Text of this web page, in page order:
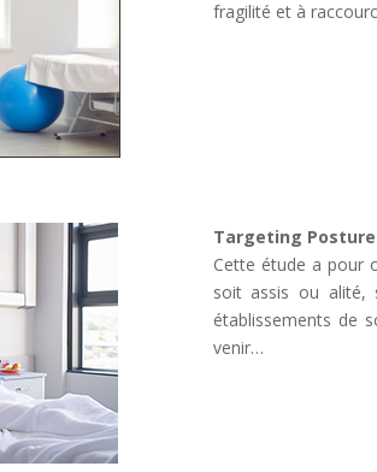
fragilité et à
Targeting
Cette étude a pour
soit assis ou alité,
établissements de
venir…